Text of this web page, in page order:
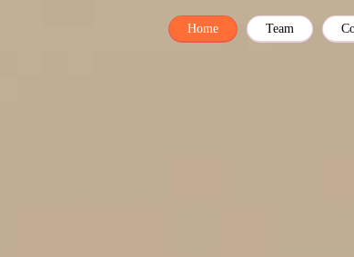
Home Team